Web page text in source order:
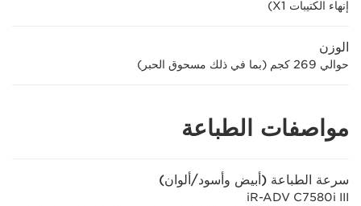
إنهاء الكتيبات X1)
الوزن
حوالي 269 كجم (بما في ذلك مسحوق الحبر)
مواصفات الطباعة
سرعة الطباعة (أبيض وأسود/ألوان)
iR-ADV C7580i III